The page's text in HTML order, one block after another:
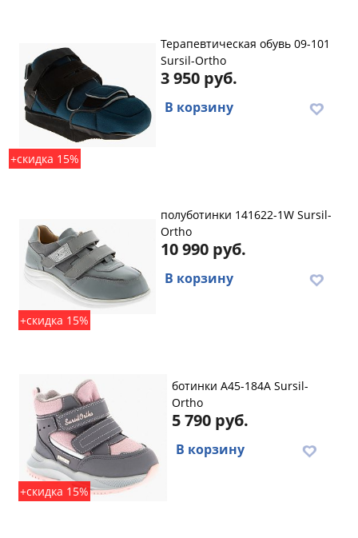
+скидка 15%
Терапевтическая обувь 09-101
Sursil-Ortho
3 950 руб.
В корзину
+скидка 15%
полуботинки 141622-1W Sursil-
Ortho
10 990 руб.
В корзину
+скидка 15%
ботинки A45-184A Sursil-
Ortho
5 790 руб.
В корзину